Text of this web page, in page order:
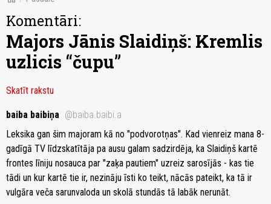
Komentāri:
Majors Jānis Slaidiņš: Kremlis
uzlicis “čupu”
Skatīt rakstu
baiba baibiņa @baiba.baibi.a
Leksika gan šim majoram kā no "podvorotņas". Kad vienreiz mana 8-
gadīgā TV līdzskatītāja pa ausu galam sadzirdēja, ka Slaidiņš kartē
frontes līniju nosauca par "zaķa pautiem" uzreiz sarosījās - kas tie
tādi un kur kartē tie ir, nezināju īsti ko teikt, nācās pateikt, ka tā ir
vulgāra veča sarunvaloda un skolā stundās tā labāk nerunāt.